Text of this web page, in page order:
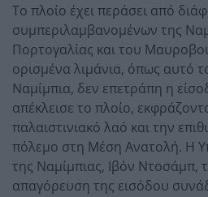
Το πλοίο έχει περάσει από
συμπεριλαμβανομένων της
Πορτογαλίας και του
ορισμένα λιμάνια, όπως αυτό
Ναμίμπια, δεν επετράπη η
απέκλεισε το πλοίο,
παλαιστινιακό λαό και την
πόλεμο στη Μέση Ανατολή. Η
της Ναμίμπιας, Ιβόν Ντοσάμπ,
απαγόρευση της εισόδου